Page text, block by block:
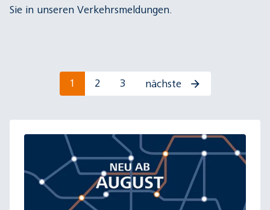
Sie in unseren Verkehrsmeldungen.
1 2 3 nächste